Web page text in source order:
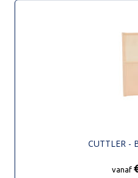
CUTTLER -
vanaf